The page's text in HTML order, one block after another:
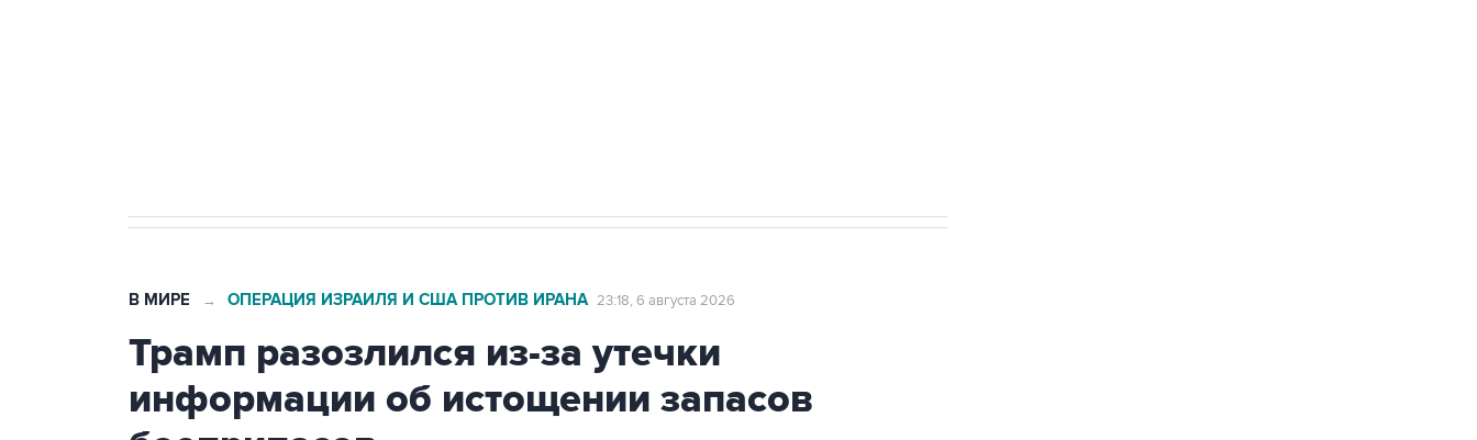
В МИРЕ → ОПЕРАЦИЯ ИЗРАИЛЯ И США ПРОТИВ ИРАНА 23:18, 6 августа 2026
Трамп разозлился из-за утечки
информации об истощении запасов